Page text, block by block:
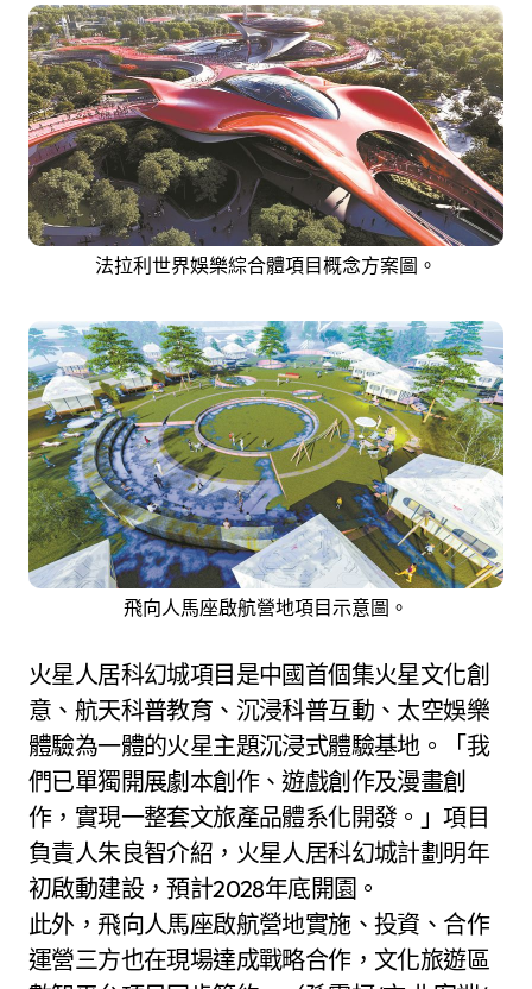
法拉利世界娛樂綜合體項目概念方案圖。
飛向人馬座啟航營地項目示意圖。
火星人居科幻城項目是中國首個集火星文化創
意、航天科普教育、沉浸科普互動、太空娛樂
體驗為一體的火星主題沉浸式體驗基地。「我
們已單獨開展劇本創作、遊戲創作及漫畫創
作，實現一整套文旅產品體系化開發。」項目
負責人朱良智介紹，火星人居科幻城計劃明年
初啟動建設，預計2028年底開園。
此外，飛向人馬座啟航營地實施、投資、合作
運營三方也在現場達成戰略合作，文化旅遊區